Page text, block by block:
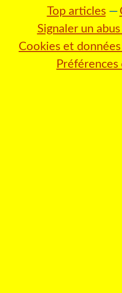
Top articles
Signaler un abus
Cookies et
Préférences